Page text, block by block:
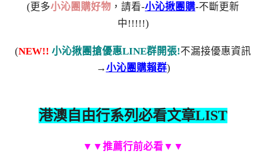
(更多小沁團購好物 ，請看-小沁揪團購-不斷更新
中!!!!!)
(NEW!! 小沁揪團搶優惠LINE群開張!不漏接優惠資訊
→小沁團購賴群)
港澳自由行系列必看文章LIST
▼▼推薦行前必看▼▼